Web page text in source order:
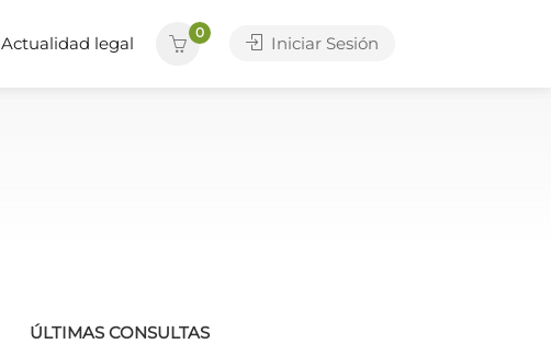
Actualidad legal
0
Iniciar Sesión
ÚLTIMAS CONSULTAS